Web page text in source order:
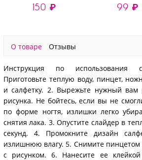
слайдер-дизайн 4D-
016 (crystal)
150 ₽ 99 ₽
О товаре Отзывы
Инструкция по использования
Приготовьте теплую воду, пинцет,
и салфетку. 2. Вырежьте нужный вам
рисунка. Не бойтесь, если вы не
по форме ногтя, излишки легко
снятия лака. 3. Опустите слайдер в
секунд. 4. Промокните дизайн
излишнюю влагу. 5. Снимите пинцетом
с рисунком. 6. Нанесите ее